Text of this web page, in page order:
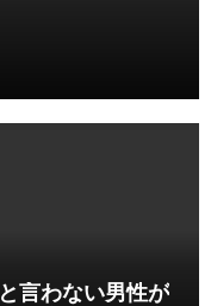
言わない男性が